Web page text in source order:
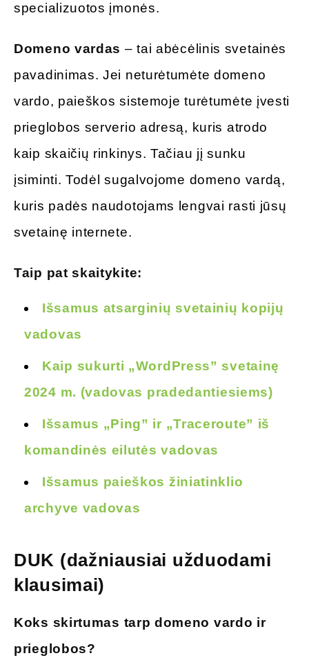
specializuotos įmonės.
Domeno vardas – tai abėcėlinis svetainės
pavadinimas. Jei neturėtumėte domeno
vardo, paieškos sistemoje turėtumėte įvesti
prieglobos serverio adresą, kuris atrodo
kaip skaičių rinkinys. Tačiau jį sunku
įsiminti. Todėl sugalvojome domeno vardą,
kuris padės naudotojams lengvai rasti jūsų
svetainę internete.
Taip pat skaitykite:
Išsamus atsarginių svetainių kopijų
vadovas
Kaip sukurti „WordPress” svetainę
2024 m. (vadovas pradedantiesiems)
Išsamus „Ping” ir „Traceroute” iš
komandinės eilutės vadovas
Išsamus paieškos žiniatinklio
archyve vadovas
DUK (dažniausiai užduodami
klausimai)
Koks skirtumas tarp domeno vardo ir
prieglobos?